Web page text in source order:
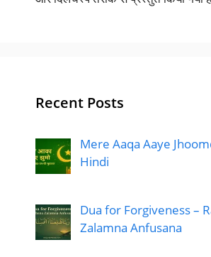
Recent Posts
Mere Aaqa Aaye
Hindi
Dua for Forgiveness –
Zalamna Anfusana